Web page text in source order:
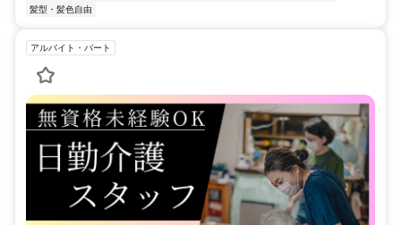
髪型・髪色自由
アルバイト・パート